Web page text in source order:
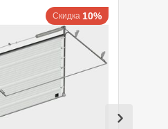
Скидка 10%